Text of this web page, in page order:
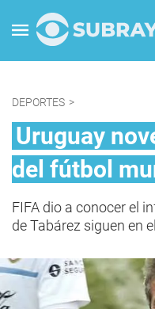
DEPORTES >
Uruguay
del fútbol
FIFA dio a conocer el
de Tabárez siguen en